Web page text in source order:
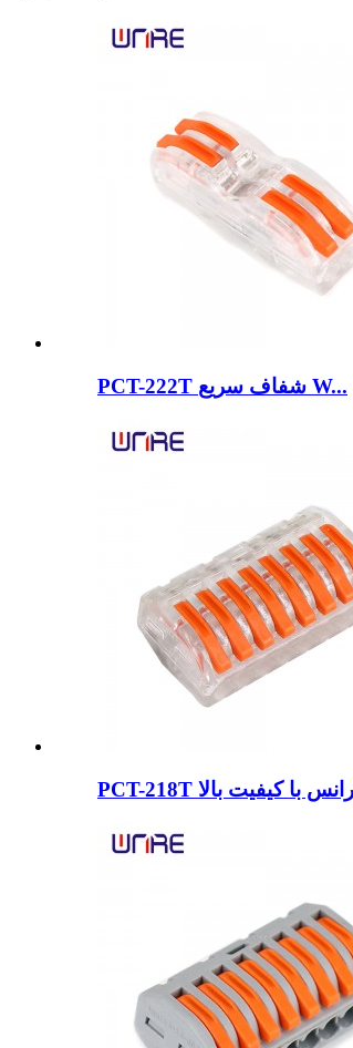
PCT-222T شفاف سریع W...